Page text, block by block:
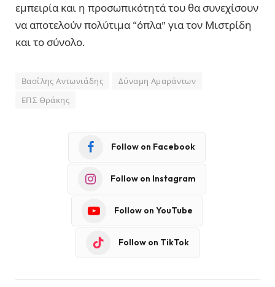
εμπειρία και η προσωπικότητά του θα συνεχίσουν
να αποτελούν πολύτιμα “όπλα” για τον Μιστρίδη
και το σύνολο.
Βασίλης Αντωνιάδης
Δύναμη Αμαράντων
ΕΠΣ Θράκης
Follow on Facebook
Follow on Instagram
Follow on YouTube
Follow on TikTok